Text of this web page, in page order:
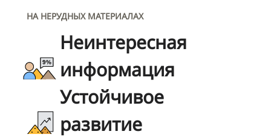
НА НЕРУДНЫХ МАТЕРИАЛАХ
Неинтересная
информация
Устойчивое
развитие